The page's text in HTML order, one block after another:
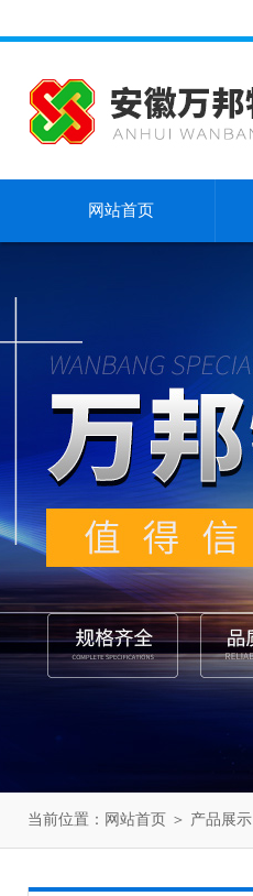
网站首页
当前位置： 网站首页 ＞ 产品展示